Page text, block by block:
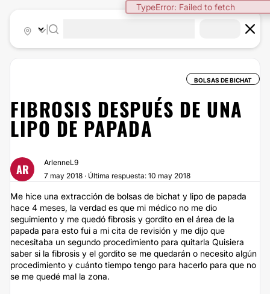
TypeError: Failed to fetch
BOLSAS DE BICHAT
FIBROSIS DESPUÉS DE UNA
LIPO DE PAPADA
AR
ArlenneL9
7 may 2018 · Última respuesta: 10 may 2018
Me hice una extracción de bolsas de bichat y lipo de papada
hace 4 meses, la verdad es que mi médico no me dio
seguimiento y me quedó fibrosis y gordito en el área de la
papada para esto fui a mi cita de revisión y me dijo que
necesitaba un segundo procedimiento para quitarla Quisiera
saber si la fibrosis y el gordito se me quedarán o necesito algún
procedimiento y cuánto tiempo tengo para hacerlo para que no
se me quedé mal la zona.